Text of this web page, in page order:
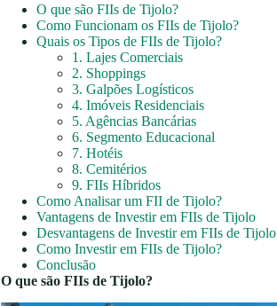
O que são FIIs de Tijolo?
Como Funcionam os FIIs de Tijolo?
Quais os Tipos de FIIs de Tijolo?
1. Lajes Comerciais
2. Shoppings
3. Galpões Logísticos
4. Imóveis Residenciais
5. Agências Bancárias
6. Segmento Educacional
7. Hotéis
8. Cemitérios
9. FIIs Híbridos
Como Analisar um FII de Tijolo?
Vantagens de Investir em FIIs de Tijolo
Desvantagens de Investir em FIIs de Tijolo
Como Investir em FIIs de Tijolo?
Conclusão
O que são FIIs de Tijolo?